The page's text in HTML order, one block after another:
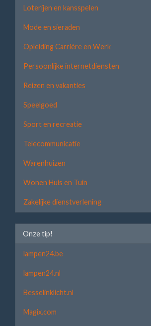
Loterijen en kansspelen
Mode en sieraden
Opleiding Carrière en Werk
Persoonlijke internetdiensten
Reizen en vakanties
Speelgoed
Sport en recreatie
Telecommunicatie
Warenhuizen
Wonen Huis en Tuin
Zakelijke dienstverlening
Onze tip!
lampen24.be
lampen24.nl
Besselinklicht.nl
Magix.com